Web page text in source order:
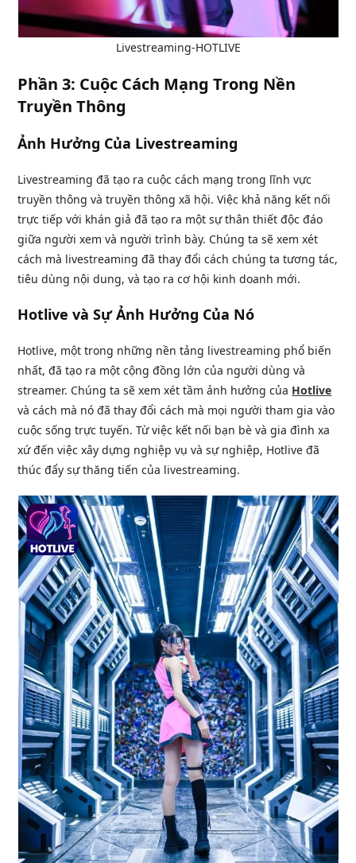
Livestreaming-HOTLIVE
Phần 3: Cuộc Cách Mạng Trong Nền
Truyền Thông
Ảnh Hưởng Của Livestreaming
Livestreaming đã tạo ra cuộc cách mạng trong lĩnh vực
truyền thông và truyền thông xã hội. Việc khả năng kết nối
trực tiếp với khán giả đã tạo ra một sự thân thiết độc đáo
giữa người xem và người trình bày. Chúng ta sẽ xem xét
cách mà livestreaming đã thay đổi cách chúng ta tương tác,
tiêu dùng nội dung, và tạo ra cơ hội kinh doanh mới.
Hotlive và Sự Ảnh Hưởng Của Nó
Hotlive, một trong những nền tảng livestreaming phổ biến
nhất, đã tạo ra một cộng đồng lớn của người dùng và
streamer. Chúng ta sẽ xem xét tầm ảnh hưởng của Hotlive
và cách mà nó đã thay đổi cách mà mọi người tham gia vào
cuộc sống trực tuyến. Từ việc kết nối bạn bè và gia đình xa
xứ đến việc xây dựng nghiệp vụ và sự nghiệp, Hotlive đã
thúc đẩy sự thăng tiến của livestreaming.